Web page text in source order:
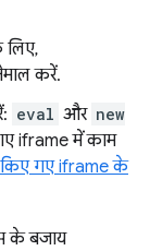
लिए,
करें.
eval और new
iframe में काम
गए iframe के
के बजाय